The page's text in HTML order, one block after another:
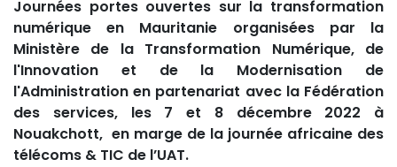
Journées portes ouvertes sur la transformation
numérique en Mauritanie organisées par la
Ministère de la Transformation Numérique, de
l'Innovation et de la Modernisation de
l'Administration en partenariat avec la Fédération
des services, les 7 et 8 décembre 2022 à
Nouakchott, en marge de la journée africaine des
télécoms & TIC de l’UAT.